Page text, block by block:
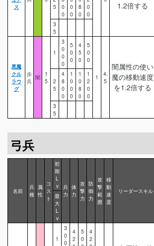
ス
1.2倍する
5
0
0
0
0
8
0
0
0
3
5
悪魔
クル
ラウ
グ
歩
兵
闇
1
5
1
3
0
0
0
5
0
0
4
5
0
5
0
0
1
4.
5
闇属性の使い
魔の移動速度
を1.2倍する
2
5
4
8
0
0
1
0
0
0
1
0
8
0
1
2
0
0
3
5
弓兵
名前
兵
種
属
性
コ
ス
ト
初
期
L
v
兵
力
体
力
攻
撃
力
防
御
力
攻
撃
範
囲
移
動
速
度
リーダースキル
最
大
L
v
1
3
0
0
4
2
5
0
4
2